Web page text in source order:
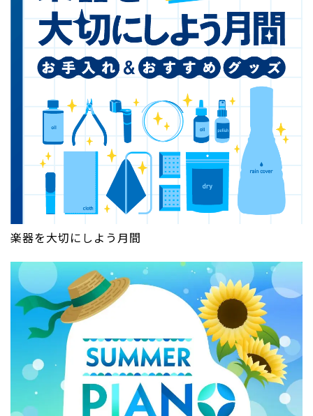
楽器を大切にしよう月間